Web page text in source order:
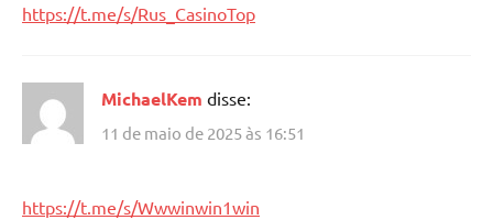
https://t.me/s/Rus_CasinoTop
MichaelKem disse:
11 de maio de 2025 às 16:51
https://t.me/s/Wwwinwin1win